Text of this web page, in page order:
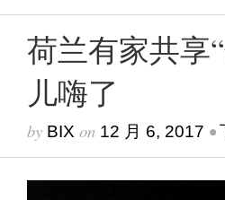
荷兰有家共享
儿嗨了
by BIX on 12 月 6, 2017 •